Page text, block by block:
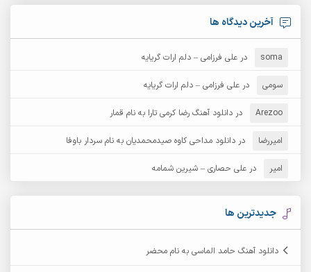
آرش امامی
آرش عثمان
آرش مبهم آرش مستشیری
آرش مهرابی آرش نظری
آرشام
آرکاداش
آخرین دیدگاه ها
soma در علی فرزامی – دلم ارات گریایه
سومی در علی فرزامی – دلم ارات گریایه
Arezoo در دانلود آهنگ رضا کرمی تارا به نام قمار
امیررضا در دانلود مداحی کاوه صیدمحمدیان به نام سردار باوفا
امیر در علی حصاری – شیرین شمامه
جدیدترین ها
دانلود آهنگ حامد الماسی به نام محضر